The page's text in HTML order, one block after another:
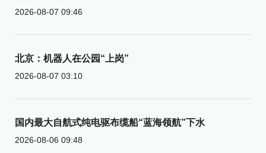
2026-08-07 09:46
北京：机器人在公园“上岗”
2026-08-07 03:10
国内最大自航式纯电驱布缆船“蓝海领航”下水
2026-08-06 09:48